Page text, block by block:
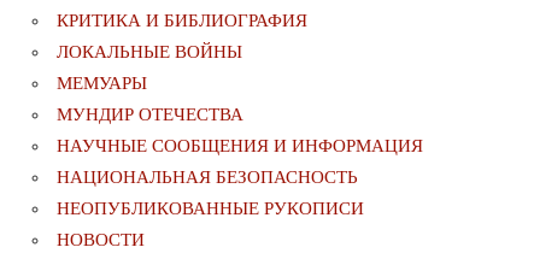
КРИТИКА И БИБЛИОГРАФИЯ
ЛОКАЛЬНЫЕ ВОЙНЫ
МЕМУАРЫ
МУНДИР ОТЕЧЕСТВА
НАУЧНЫЕ СООБЩЕНИЯ И ИНФОРМАЦИЯ
НАЦИОНАЛЬНАЯ БЕЗОПАСНОСТЬ
НЕОПУБЛИКОВАННЫЕ РУКОПИСИ
НОВОСТИ